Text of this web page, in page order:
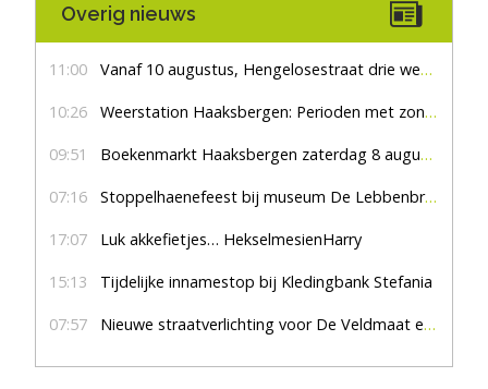
Overig nieuws
11:00 Vanaf 10 augustus, Hengelosestraat drie weken dicht voor doorgaand verkeer
10:26 Weerstation Haaksbergen: Perioden met zon en droog
09:51 Boekenmarkt Haaksbergen zaterdag 8 augustus, marktplein Haaksbergen
07:16 Stoppelhaenefeest bij museum De Lebbenbrugge
17:07 Luk akkefietjes… HekselmesienHarry
15:13 Tijdelijke innamestop bij Kledingbank Stefania
07:57 Nieuwe straatverlichting voor De Veldmaat en De Pas